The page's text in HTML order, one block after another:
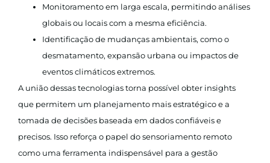
Monitoramento em larga escala, permitindo análises
globais ou locais com a mesma eficiência.
Identificação de mudanças ambientais, como o
desmatamento, expansão urbana ou impactos de
eventos climáticos extremos.
A união dessas tecnologias torna possível obter insights
que permitem um planejamento mais estratégico e a
tomada de decisões baseada em dados confiáveis e
precisos. Isso reforça o papel do sensoriamento remoto
como uma ferramenta indispensável para a gestão